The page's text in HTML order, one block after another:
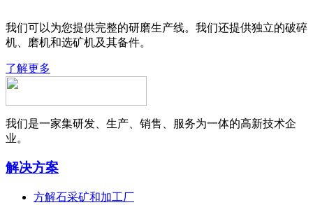
我们可以为您提供完整的研磨生产线。我们还提供独立的破碎
机、磨机和选矿机及其备件。
了解更多
我们是一家集研发、生产、销售、服务为一体的高新技术企
业。
解决方案
方解石采矿和加工厂